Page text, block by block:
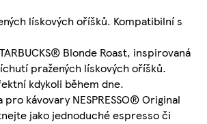
lískových oříšků. Kompatibilní s
Blonde Roast, inspirovaná
pražených lískových oříšků.
kdykoli během dne.
kávovary NESPRESSO® Original
jako jednoduché espresso či